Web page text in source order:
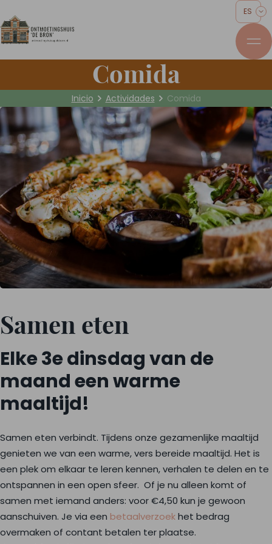
ES
Comida
Inicio Actividades Comida
Samen eten
Elke 3e dinsdag van de
maand een warme
maaltijd!
Samen eten verbindt. Tijdens onze gezamenlijke maaltijd
genieten we van een warme, vers bereide maaltijd. Het is
een plek om elkaar te leren kennen, verhalen te delen en te
ontspannen in een open sfeer. Of je nu alleen komt of
samen met iemand anders: voor €4,50 kun je gewoon
aanschuiven. Je via een betaalverzoekhet bedrag
overmaken of contant betalen ter plaatse.